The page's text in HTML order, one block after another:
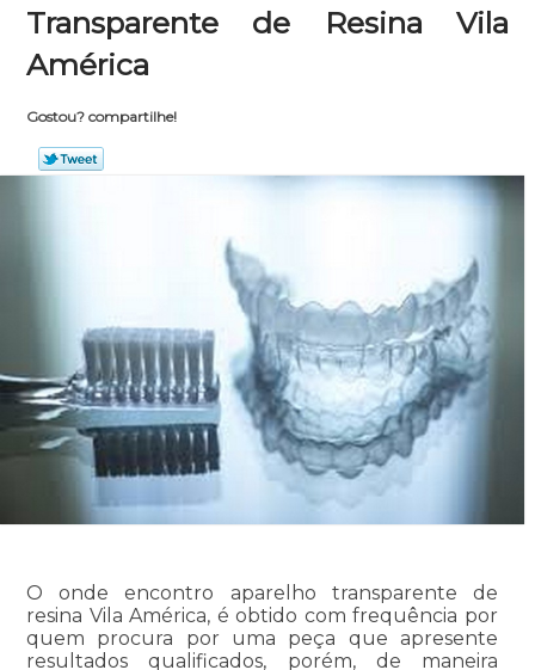
Transparente de Resina Vila
América
Gostou? compartilhe!
O onde encontro aparelho transparente de
resina Vila América, é obtido com frequência por
quem procura por uma peça que apresente
resultados qualificados, porém, de maneira